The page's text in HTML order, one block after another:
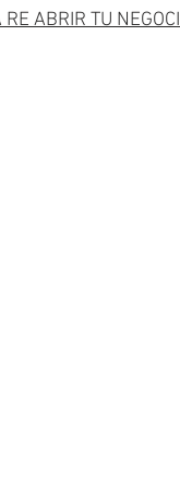
ABRIR TU